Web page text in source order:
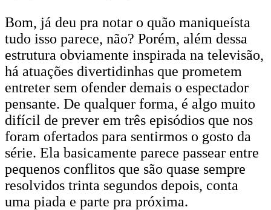
Bom, já deu pra notar o quão maniqueísta
tudo isso parece, não? Porém, além dessa
estrutura obviamente inspirada na televisão,
há atuações divertidinhas que prometem
entreter sem ofender demais o espectador
pensante. De qualquer forma, é algo muito
difícil de prever em três episódios que nos
foram ofertados para sentirmos o gosto da
série. Ela basicamente parece passear entre
pequenos conflitos que são quase sempre
resolvidos trinta segundos depois, conta
uma piada e parte pra próxima.